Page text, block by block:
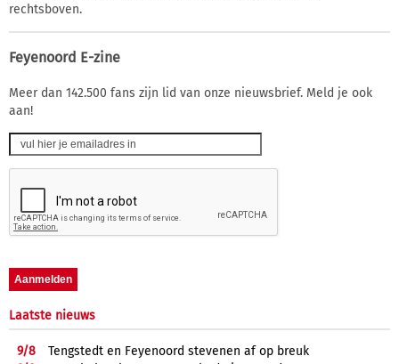
rechtsboven.
Feyenoord E-zine
Meer dan 142.500 fans zijn lid van onze nieuwsbrief. Meld je ook
aan!
Laatste nieuws
9/8
Tengstedt en Feyenoord stevenen af op breuk